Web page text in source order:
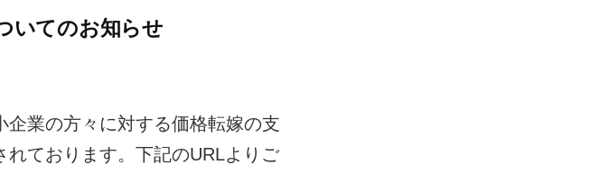
いてのお知らせ
業の方々に対する価格転嫁の支
ております。下記のURLよりご